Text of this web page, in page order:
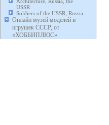
USSR
Soldiers of the USSR, Russia.
Онлайн музей моделей и
игрушек СССР, от
«ХОББИПЛЮС»